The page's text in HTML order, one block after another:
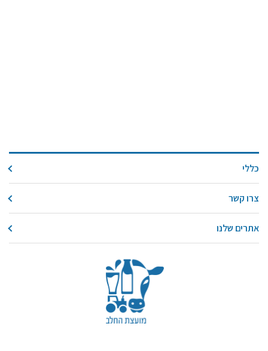
כללי
צרו קשר
אתרים שלנו